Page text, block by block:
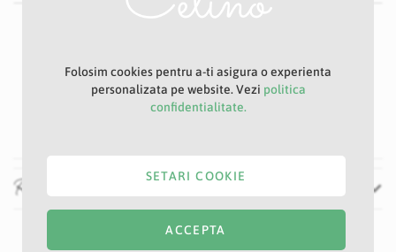
Crem
10 cm
Recenzii
Folosim cookies pentru a-ti asigura o experienta
personalizata pe website. Vezi politica
confidentialitate.
ACCEPTA
SETARI COOKIE